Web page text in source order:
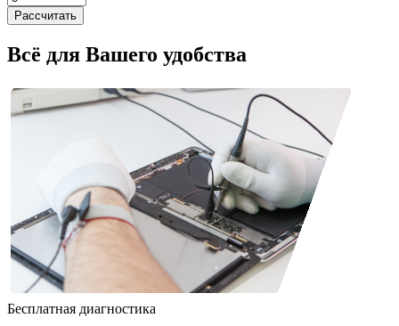
Рассчитать
Всё для Вашего удобства
Бесплатная диагностика